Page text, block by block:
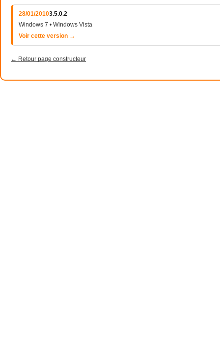
28/01/20103.5.0.2
Windows 7 • Windows Vista
Voir cette version →
← Retour page constructeur